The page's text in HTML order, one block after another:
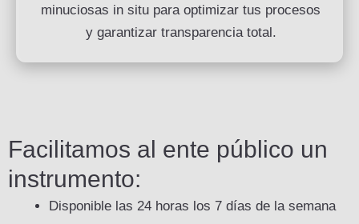
minuciosas in situ para optimizar tus procesos
y garantizar transparencia total.
Facilitamos al ente público un
instrumento:
Disponible las 24 horas los 7 días de la semana